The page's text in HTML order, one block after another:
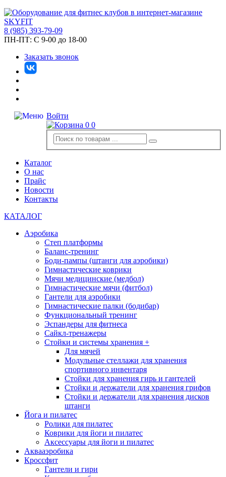
8 (985) 393-79-09
ПН-ПТ: С 9-00 до 18-00
Заказать звонок
Войти
0 0
Каталог
О нас
Прайс
Новости
Контакты
КАТАЛОГ
Аэробика
Степ платформы
Баланс-тренинг
Боди-пампы (штанги для аэробики)
Гимнастические коврики
Мячи медицинские (медбол)
Гимнастические мячи (фитбол)
Гантели для аэробики
Гимнастические палки (бодибар)
Функциональный тренинг
Эспандеры для фитнеса
Сайкл-тренажеры
Стойки и системы хранения +
Для мячей
Модульные стеллажи для хранения
спортивного инвентаря
Стойки для хранения гирь и гантелей
Стойки и держатели для хранения грифов
Стойки и держатели для хранения дисков
штанги
Йога и пилатес
Ролики для пилатес
Коврики для йоги и пилатес
Аксессуары для йоги и пилатес
Аквааэробика
Кроссфит
Гантели и гири